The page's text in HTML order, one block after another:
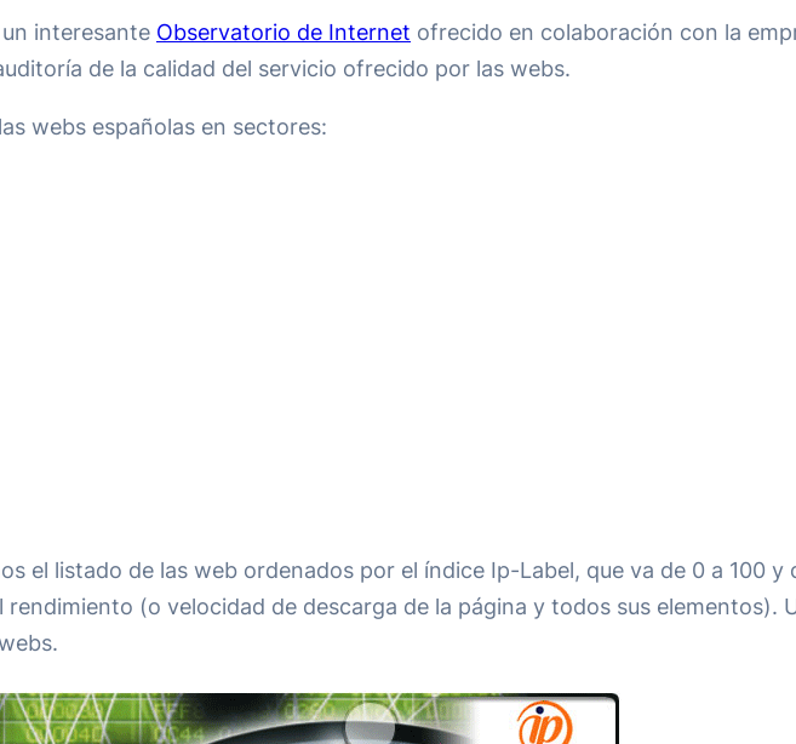
interesante Observatorio de Internet ofrecido en colaboración con la
de la calidad del servicio ofrecido por las webs.
webs españolas en sectores:
el listado de las web ordenados por el índice Ip-Label, que va de 0 a 100
rendimiento (o velocidad de descarga de la página y todos sus elementos).